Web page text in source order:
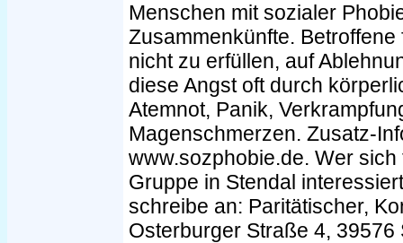
Menschen mit sozialer
Zusammenkünfte.
nicht zu erfüllen, auf
diese Angst oft durch
Atemnot, Panik,
Magenschmerzen. Zusatz-
www.sozphobie.de. Wer
Gruppe in Stendal
schreibe an: Paritätischer,
Osterburger Straße 4, 39576